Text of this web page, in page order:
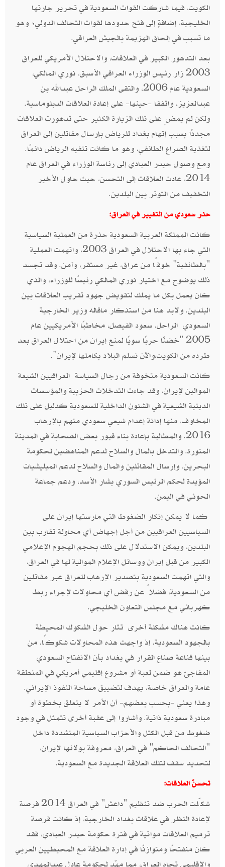
الكويت، فيما شاركت القوات السعودية في تحرير جارتها
الخليجية، إضافةٍ إلى فتح حدودها لقوات التحالف الدولي؛ وهو
ما تسبب في إلحاق الهزيمة بالجيش العراقي.
بعد التدهور الكبير في العلاقات، والاحتلال الأمريكي للعراق
2003 زار رئيس الوزراء العراقي الأسبق، نوري المالكي،
السعودية عام 2006، والتقى الملك الراحل عبدالله بن
عبدالعزيز، واتفقا -حينها- على إعادة العلاقات الدبلوماسية.
ولكن لم يمضِ على تلك الزيارة الكثير حتى تدهورت العلاقات
مجددًا بسبب إتهام بغداد للرياض بإرسال مقاتلين إلى العراق
لتغذية الصراع الطائفي، وهو ما كانت تنفيه الرياض دائمًا.
ومع وصول حيدر العبادي إلى رئاسة الوزراء في العراق عام
2014، عادت العلاقات إلى التحسن، حيث حاول الأخير
التخفيف من التوتر بين البلدين.
حذر سعودي من التغيير في العراق:
كانت المملكة العربية السعودية حذرة من العملية السياسية
التي جاء بها الاحتلال في العراق 2003، واتهمت العملية
"بالطائفية" خوفًا من عراق، غير مستقر، وآمن. وقد تجسد
ذلك يوضوح مع اختيار نوري المالكي رئيسًا للوزراء، والذي
كان يعمل بكل ما يملك لتقويض جهود تقريب العلاقات بين
البلدين. ولابد هنا من استذكار ماقاله وزير الخارجية
السعودي الراحل، سعود الفيصل، مخاطبًا الأمريكيين عام
2005 "خضنّا حربًا سويًا لمنع إيران من احتلال العراق بعد
طرده من الكويت،والآن نسلم البلاد بكاملها لإيران".
كانت السعودية متخوفة من رجال السياسة العراقيين الشيعة
الموالين لإيران، وقد جاءت التدخلات الحزبية والمؤسسات
الدينية الشيعية في الشئون الداخلية للسعودية كدليل على تلك
المخاوف، منها إدانة إعدام شيعي سعودي متهم بالإرهاب
2016. والمطالبة بإعادة بناء قبور بعض الصحابة في المدينة
المنورة. والتدخل بالمال والسلاح لدعم المناهضين لحكومة
البحرين، وإرسال المقاتلين والمال والسلاح لدعم الميليشيات
المؤيدة لحكم الرئيس السوري بشار الأسد، ودعم جماعة
الحوثي في اليمن.
كما لا يمكن إنكار الضغوط التي مارستها إيران على
السياسيين العراقيين من أجل إجهاض أي محاولة تقارب بين
البلدين، ويمكن الاستدلال على ذلك بحجم الهجوم الإعلامي
الكبير من قبل إيران ووسائل الإعلام الموالية لها في العراق،
والتي اتهمت السعودية بتصدير الإرهاب للعراق عبر مقاتلين
من السعودية، فضلاً عن رفض أي محاولات لإجراء ربط
كهربائي مع مجلس التعاون الخليجي.
كانت هناك مشكلة أخرى تثار حول الشكوك المحيطة
بالجهود السعودية، إذ واجهت هذه المحاولات شكوكًا، من
بينها قناعة صناع القرار في بغداد بأن الانفتاح السعودي
المفاجئ هو ضمن لعبة أو مشروع إقليمي أمريكي في المنطقة
عامة والعراق خاصة، يهدف لتضييق مساحة النفوذ الإيراني.
وهذا يعني -بحسب بعضهم- أن الأمر لا يتعلق بخطوة أو
مبادرة سعودية ذاتية. وأشاروا إلى عقبة أخرى تتمثل في وجود
ضغوط من قبل الكتل والأحزاب السياسية المتشددة داخل
"التحالف الحاكم" في العراق، معروفة بولائها لإيران،
لتحديد سقف لتلك العلاقة الجديدة مع السعودية.
تحسنّ العلاقات:
شكّلت الحرب ضد تنظيم "داعش" في العراق 2014 فرصة
لإعادة النظر في علاقات بغداد الخارجية، إذ كانت فرصة
ترميم العلاقات مواتية في فترة حكومة حيدر العبادي، فقد
كان منفتحًا ومتوازنًا في إدارة العلاقة مع المحيطيين العربي
والإقليمي تجاه العراق، مما مهّد لحكومة عادل عبدالمهدي